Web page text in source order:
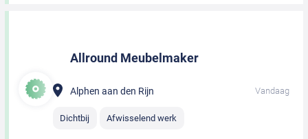
Allround Meubelmaker
Alphen aan den Rijn Vandaag
Dichtbij Afwisselend werk